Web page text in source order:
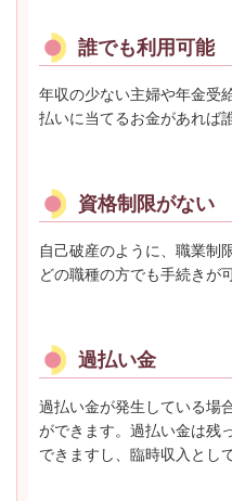
誰でも利用可能
年収の少ない主婦や年金受
払いに当てるお金があれば
資格制限がない
自己破産のように、職業制
どの職種の方でも手続きが
過払い金
過払い金が発生している場
ができます。過払い金は残
できますし、臨時収入とし